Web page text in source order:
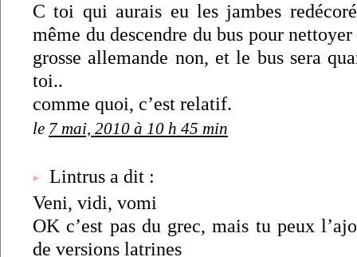
C toi qui aurais eu les jambes
même du descendre du bus pour
grosse allemande non, et le bus sera
toi..
comme quoi, c’est relatif.
le 7 mai, 2010 à 10 h 45 min
Lintrus a dit :
Veni, vidi, vomi
OK c’est pas du grec, mais tu peux
de versions latrines